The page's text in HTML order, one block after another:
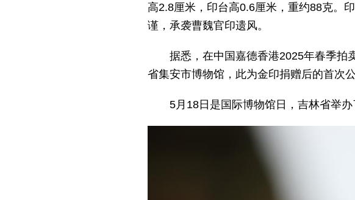
高2.8厘米，印台高0.6厘米，重约88克。
谨，承袭曹魏官印遗风。
据悉，在中国嘉德香港2025年春季拍
省集安市博物馆，此为金印捐赠后的首次公
5月18日是国际博物馆日，吉林省举办